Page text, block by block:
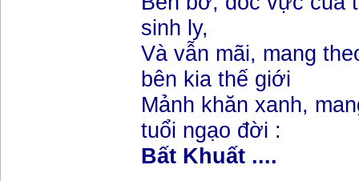
sinh ly,
Và vẫn mãi, mang
bên kia thế giới
Mảnh khăn xanh,
tuổi ngạo đời :
Bất Khuất ....